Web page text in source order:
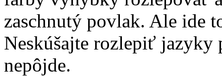
zaschnutý povlak. Ale ide
Neskúšajte rozlepiť jazyky
nepôjde.